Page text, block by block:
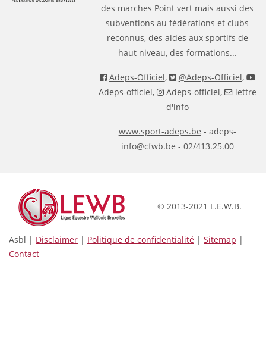
des marches Point vert mais aussi des
subventions au fédérations et clubs
reconnus, des aides aux sportifs de
haut niveau, des formations...
Adeps-Officiel, @Adeps-Officiel,
Adeps-officiel, Adeps-officiel,
lettre
d'info
www.sport-adeps.be - adeps-
info@cfwb.be - 02/413.25.00
© 2013-2021 L.E.W.B.
Asbl | Disclaimer | Politique de confidentialité | Sitemap |
Contact